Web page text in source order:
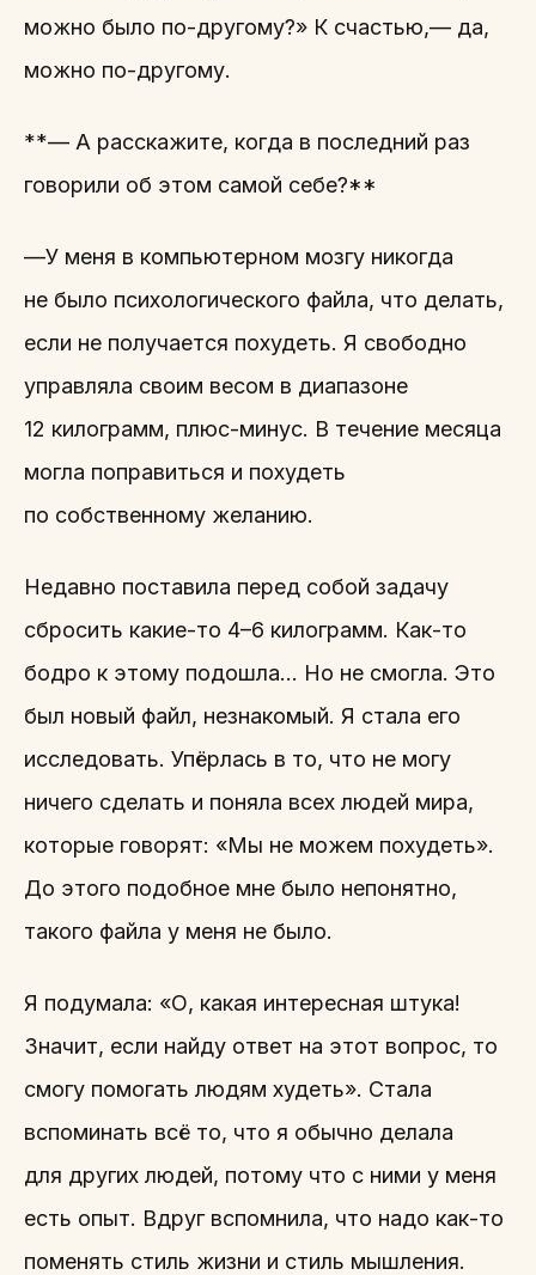
можно было по-другому?» К счастью,— да,
можно по-другому.
**— А расскажите, когда в последний раз
говорили об этом самой себе?**
—У меня в компьютерном мозгу никогда
не было психологического файла, что делать,
если не получается похудеть. Я свободно
управляла своим весом в диапазоне
12 килограмм, плюс-минус. В течение месяца
могла поправиться и похудеть
по собственному желанию.
Недавно поставила перед собой задачу
сбросить какие-то 4–6 килограмм. Как-то
бодро к этому подошла… Но не смогла. Это
был новый файл, незнакомый. Я стала его
исследовать. Упёрлась в то, что не могу
ничего сделать и поняла всех людей мира,
которые говорят: «Мы не можем похудеть».
До этого подобное мне было непонятно,
такого файла у меня не было.
Я подумала: «О, какая интересная штука!
Значит, если найду ответ на этот вопрос, то
смогу помогать людям худеть». Стала
вспоминать всё то, что я обычно делала
для других людей, потому что с ними у меня
есть опыт. Вдруг вспомнила, что надо как-то
поменять стиль жизни и стиль мышления.